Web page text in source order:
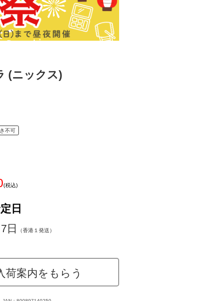
(ニックス)
不可
(税込)
日
日
（香港１発送）
荷案内をもらう